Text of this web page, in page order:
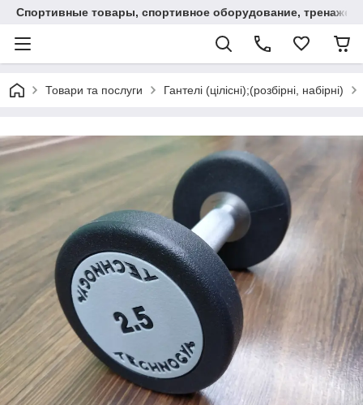
Спортивные товары, спортивное оборудование,
Товари та послуги Гантелі (цілісні);(розбірні, набірні)